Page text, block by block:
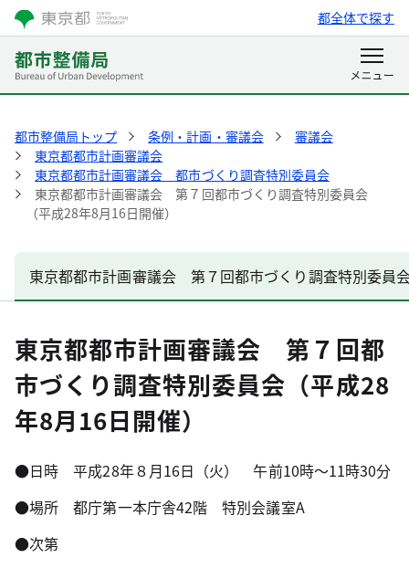
都全体で探す
都市整備局トップ 条例・計画・審議会
審議会
東京都都市計画審議会
東京都都市計画審議会 都市づくり調査特別委員会
東京都都市計画審議会 第７回都市づくり調査特別委員会
（平成28年8月16日開催）
東京都都市計画審議会 第７回都市づくり調査特別委員
東京都都市計画審議会 第７回都
市づくり調査特別委員会（平成28
年8月16日開催）
●日時 平成28年８月16日（火） 午前10時～11時30分
●場所 都庁第一本庁舎42階 特別会議室A
●次第